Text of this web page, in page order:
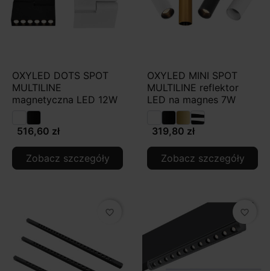
OXYLED DOTS SPOT
MULTILINE
magnetyczna LED 12W
516,60 zł
Zobacz szczegóły
OXYLED MINI SPOT
MULTILINE reflektor
LED na magnes 7W
319,80 zł
Zobacz szczegóły
favorite_border favorite_border